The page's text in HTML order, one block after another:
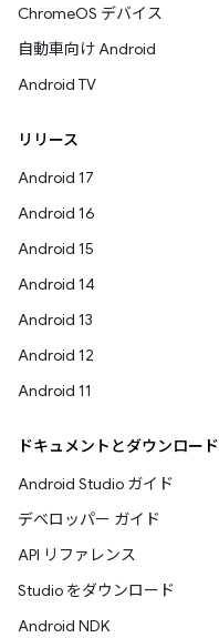
ChromeOS デバイス
自動車向け Android
Android TV
リリース
Android 17
Android 16
Android 15
Android 14
Android 13
Android 12
Android 11
ドキュメントとダウンロード
Android Studio ガイド
デベロッパー ガイド
API リファレンス
Studio をダウンロード
Android NDK